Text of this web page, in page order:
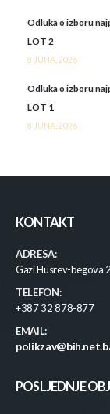
Odluka o izboru
LOT 2
8 JUNA, 2026
Odluka o izboru
LOT 1
8 JUNA, 2026
KONTAKT
ADRESA:
Gazi Husrev-begova
TELEFON:
+387 32 878-877
EMAIL:
POSLJEDNJE